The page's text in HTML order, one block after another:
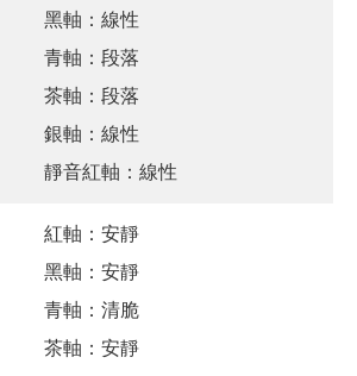
黑軸：線性
青軸：段落
茶軸：段落
銀軸：線性
靜音紅軸：線性
紅軸：安靜
黑軸：安靜
青軸：清脆
茶軸：安靜